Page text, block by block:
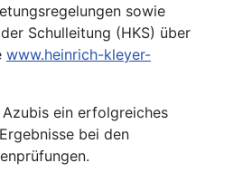
sowie
Schulleitung (HKS) über
www.heinrich-kleyer-
ein erfolgreiches
bei den